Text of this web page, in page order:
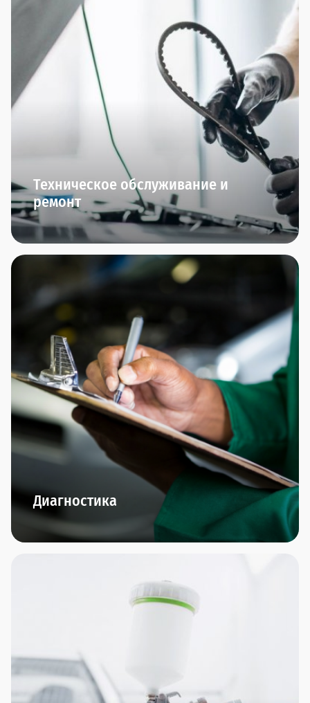
Техническое обслуживание и
ремонт
Мы начинаем заботиться о вашем автомобиле
сразу после того, как вы его приобрели.
В Прагматика мы приглашаем вас на ТО-0 через
полгода после приобретения автомобиля. Далее
вы сможете пройти плановое ТО и межсервисное
ТО.
Диагностика
В наших дилерских центрах представлено
новейшее диагностическое оборудование.
диагностика - по итогам проведения мы
предоставим подробнейший отчет и сделаем
интересное предложение по ремонту, если это